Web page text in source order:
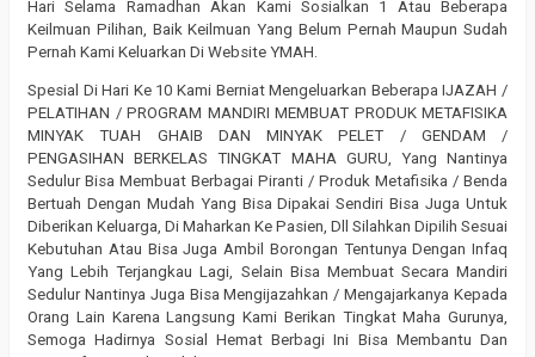
Hari Selama Ramadhan Akan Kami Sosialkan 1 Atau Beberapa
Keilmuan Pilihan, Baik Keilmuan Yang Belum Pernah Maupun Sudah
Pernah Kami Keluarkan Di Website YMAH.
Spesial Di Hari Ke 10 Kami Berniat Mengeluarkan Beberapa IJAZAH /
PELATIHAN / PROGRAM MANDIRI MEMBUAT PRODUK METAFISIKA
MINYAK TUAH GHAIB DAN MINYAK PELET / GENDAM /
PENGASIHAN BERKELAS TINGKAT MAHA GURU, Yang Nantinya
Sedulur Bisa Membuat Berbagai Piranti / Produk Metafisika / Benda
Bertuah Dengan Mudah Yang Bisa Dipakai Sendiri Bisa Juga Untuk
Diberikan Keluarga, Di Maharkan Ke Pasien, Dll Silahkan Dipilih Sesuai
Kebutuhan Atau Bisa Juga Ambil Borongan Tentunya Dengan Infaq
Yang Lebih Terjangkau Lagi, Selain Bisa Membuat Secara Mandiri
Sedulur Nantinya Juga Bisa Mengijazahkan / Mengajarkanya Kepada
Orang Lain Karena Langsung Kami Berikan Tingkat Maha Gurunya,
Semoga Hadirnya Sosial Hemat Berbagi Ini Bisa Membantu Dan